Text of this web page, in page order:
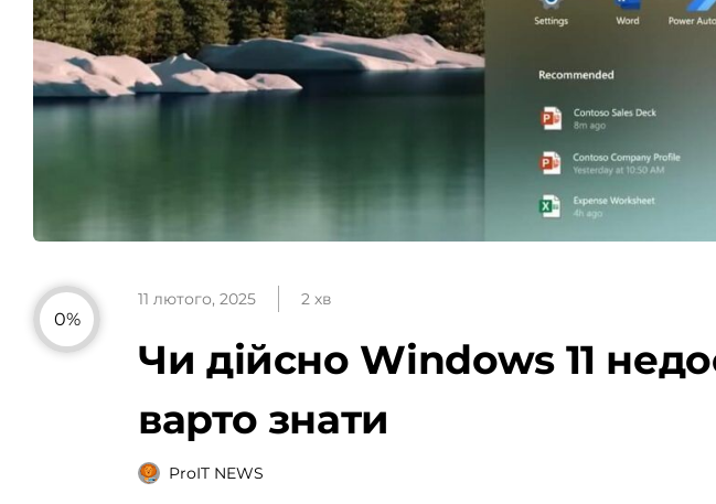
0%
11 лютого, 2025 2 хв
Чи дійсно Windows 11
варто знати
ProIT NEWS